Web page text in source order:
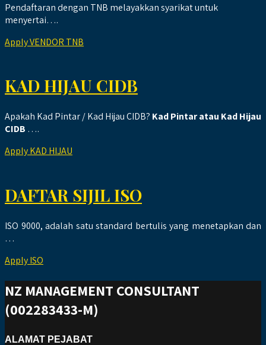
Pendaftaran dengan TNB melayakkan syarikat untuk
menyertai….
Apply VENDOR TNB
KAD HIJAU CIDB
Apakah Kad Pintar / Kad Hijau CIDB? Kad Pintar atau Kad Hijau
CIDB ….
Apply KAD HIJAU
DAFTAR SIJIL ISO
ISO 9000, adalah satu standard bertulis yang menetapkan dan
…
Apply ISO
NZ MANAGEMENT CONSULTANT
(002283433-M)
ALAMAT PEJABAT